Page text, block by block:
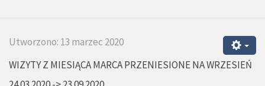
Utworzono: 13 marzec 2020
WIZYTY Z MIESIĄCA MARCA PRZENIESIONE NA WRZESIEŃ